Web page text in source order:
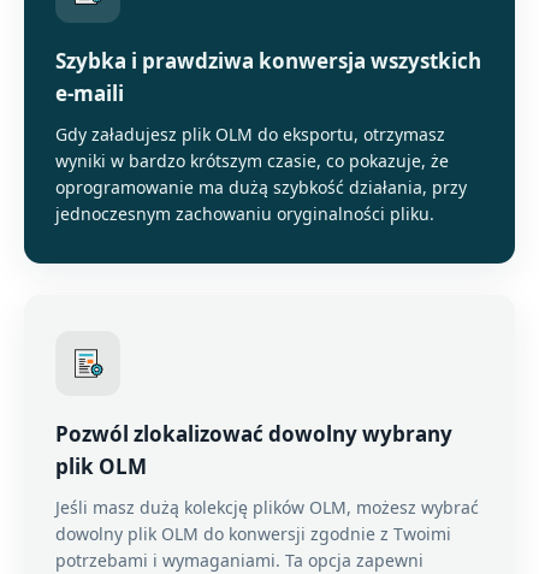
Szybka i prawdziwa konwersja wszystkich
e-maili
Gdy załadujesz plik OLM do eksportu, otrzymasz
wyniki w bardzo krótszym czasie, co pokazuje, że
oprogramowanie ma dużą szybkość działania, przy
jednoczesnym zachowaniu oryginalności pliku.
Pozwól zlokalizować dowolny wybrany
plik OLM
Jeśli masz dużą kolekcję plików OLM, możesz wybrać
dowolny plik OLM do konwersji zgodnie z Twoimi
potrzebami i wymaganiami. Ta opcja zapewni